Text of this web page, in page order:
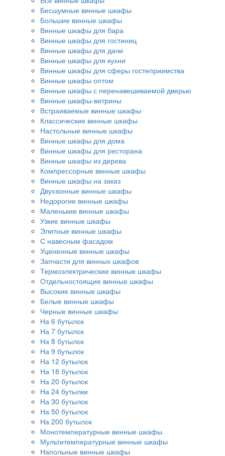
Бесшумные винные шкафы
Большие винные шкафы
Винные шкафы для бара
Винные шкафы для гостиниц
Винные шкафы для дачи
Винные шкафы для кухни
Винные шкафы для сферы гостеприимства
Винные шкафы оптом
Винные шкафы с перенавешиваемой дверью
Винные шкафы-витрины
Встраиваемые винные шкафы
Классические винные шкафы
Настольные винные шкафы
Винные шкафы для дома
Винные шкафы для ресторана
Винные шкафы из дерева
Компрессорные винные шкафы
Винные шкафы на заказ
Двухзонные винные шкафы
Недорогие винные шкафы
Маленькие винные шкафы
Узкие винные шкафы
Элитные винные шкафы
С навесным фасадом
Уцененные винные шкафы
Запчасти для винных шкафов
Термоэлектрические винные шкафы
Отдельностоящие винные шкафы
Высокие винные шкафы
Белые винные шкафы
Черные винные шкафы
На 6 бутылок
На 7 бутылок
На 8 бутылок
На 9 бутылок
На 12 бутылок
На 18 бутылок
На 20 бутылок
На 24 бутылки
На 30 бутылок
На 50 бутылок
На 200 бутылок
Монотемпературные винные шкафы
Мультитемпературные винные шкафы
Напольные винные шкафы